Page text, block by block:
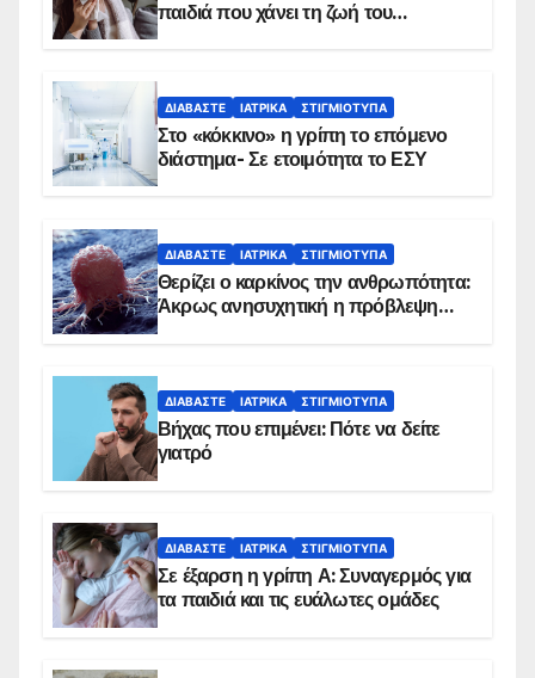
παιδιά που χάνει τη ζωή του
ΔΙΑΒΆΣΤΕ ΙΑΤΡΙΚΆ ΣΤΙΓΜΙΌΤΥΠΑ
Στο «κόκκινο» η γρίπη το επόμενο
διάστημα- Σε ετοιμότητα το ΕΣΥ
ΔΙΑΒΆΣΤΕ ΙΑΤΡΙΚΆ ΣΤΙΓΜΙΌΤΥΠΑ
Θερίζει ο καρκίνος την ανθρωπότητα:
Άκρως ανησυχητική η πρόβλεψη…
ΔΙΑΒΆΣΤΕ ΙΑΤΡΙΚΆ ΣΤΙΓΜΙΌΤΥΠΑ
Βήχας που επιμένει: Πότε να δείτε
γιατρό
ΔΙΑΒΆΣΤΕ ΙΑΤΡΙΚΆ ΣΤΙΓΜΙΌΤΥΠΑ
Σε έξαρση η γρίπη Α: Συναγερμός για
τα παιδιά και τις ευάλωτες ομάδες